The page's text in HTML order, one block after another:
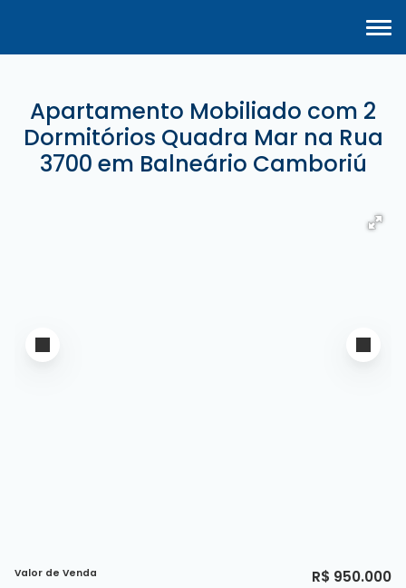
Apartamento Mobiliado com 2
Dormitórios Quadra Mar na Rua
3700 em Balneário Camboriú
R$ 950.000
Valor de Venda